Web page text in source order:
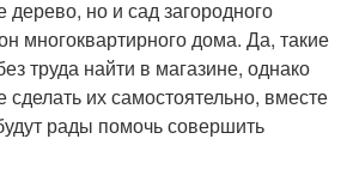
дерево, но и сад загородного
многоквартирного дома. Да, такие
труда найти в магазине, однако
сделать их самостоятельно, вместе
рады помочь совершить